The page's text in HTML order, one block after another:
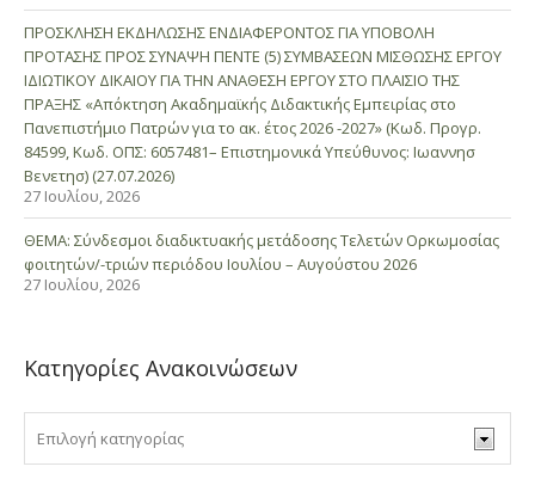
ΠΡΟΣΚΛΗΣΗ ΕΚΔΗΛΩΣΗΣ ΕΝΔΙΑΦΕΡΟΝΤΟΣ ΓΙΑ ΥΠΟΒΟΛΗ
ΠΡΟΤΑΣΗΣ ΠΡΟΣ ΣΥΝΑΨΗ ΠΕΝΤΕ (5) ΣΥΜΒΑΣΕΩΝ ΜΙΣΘΩΣΗΣ ΕΡΓΟΥ
ΙΔΙΩΤΙΚΟΥ ΔΙΚΑΙΟΥ ΓΙΑ ΤΗΝ ΑΝΑΘΕΣΗ ΕΡΓΟΥ ΣΤΟ ΠΛΑΙΣΙΟ ΤΗΣ
ΠΡΑΞΗΣ «Απόκτηση Ακαδημαϊκής Διδακτικής Εμπειρίας στο
Πανεπιστήμιο Πατρών για το ακ. έτος 2026 -2027» (Κωδ. Προγρ.
84599, Κωδ. ΟΠΣ: 6057481– Επιστημονικά Υπεύθυνος: Ιωαννησ
Βενετησ) (27.07.2026)
27 Ιουλίου, 2026
ΘΕΜΑ: Σύνδεσμοι διαδικτυακής μετάδοσης Τελετών Ορκωμοσίας
φοιτητών/-τριών περιόδου Ιουλίου – Αυγούστου 2026
27 Ιουλίου, 2026
Κατηγορίες Ανακοινώσεων